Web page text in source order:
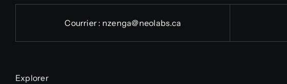
Courrier : nzenga@neolabs.ca
Explorer